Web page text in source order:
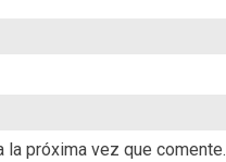
la próxima vez que comente.